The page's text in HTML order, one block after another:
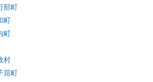
町
村
町